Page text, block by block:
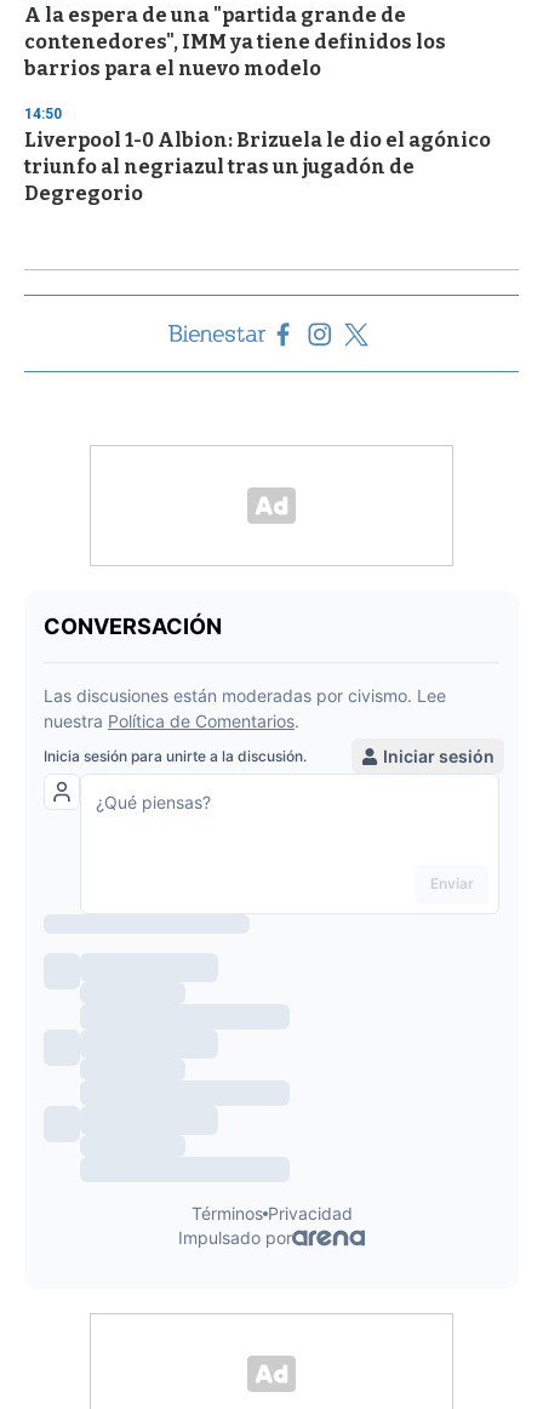
A la espera de una "partida grande de
contenedores", IMM ya tiene definidos los
barrios para el nuevo modelo
14:50
Liverpool 1-0 Albion: Brizuela le dio el agónico
triunfo al negriazul tras un jugadón de
Degregorio